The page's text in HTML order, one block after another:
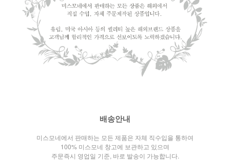
배송안내
미스모네에서 판매하는 모든 제품은 자체 직수입을 통하여
100% 미스모네 창고에 보관하고 있으며
주문즉시 영업일 기준, 바로 발송이 가능합니다.